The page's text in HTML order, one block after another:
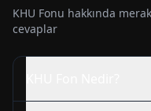
KHU Fonu hakkında
cevaplar